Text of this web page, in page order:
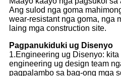
Ang sulod nga goma
wear-resistant nga goma, nga
laing mga construction site.
Pagpanukiduki ug Disenyo
1.Engineering ug Disenyo:
engineering ug design team
pagpalambo sa bag-ong mga